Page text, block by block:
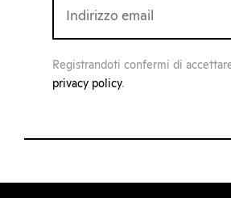
Registrandoti confermi di
privacy policy.